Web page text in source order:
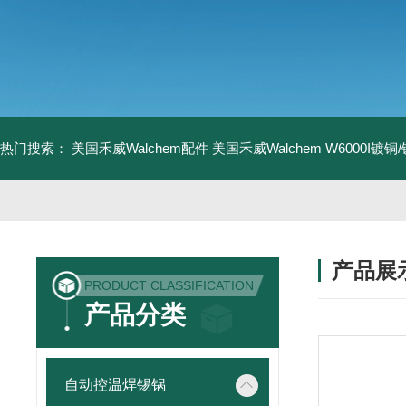
热门搜索： 美国禾威Walchem配件 美国禾威Walchem W6000I镀铜
PRODUCT CLASSIFICATION
产品分类
自动控温焊锡锅
产品展